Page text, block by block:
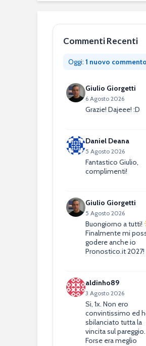
Commenti Recenti
Oggi: 1 nuovo commento
Giulio Giorgetti
6 Agosto 2026
Grazie! Dajeee! :D
Daniel Deana
5 Agosto 2026
Fantastico Giulio,
complimenti!
Giulio Giorgetti
5 Agosto 2026
Buongiorno a tutti!
Finalmente mi
godere anche io
Pronostico.it 2027!
aldinho89
3 Agosto 2026
Si, 1x. Non ero
convintissimo ed
sbilanciato tutta la
vincita sul pareggio.
Forse era meglio